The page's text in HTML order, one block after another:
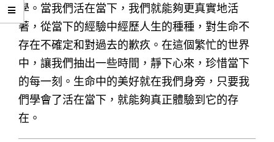
學。當我們活在當下，我們就能夠更真實地活
著，從當下的經驗中經歷人生的種種，對生命不
存在不確定和對過去的歉疚。在這個繁忙的世界
中，讓我們抽出一些時間，靜下心來，珍惜當下
的每一刻。生命中的美好就在我們身旁，只要我
們學會了活在當下，就能夠真正體驗到它的存
在。